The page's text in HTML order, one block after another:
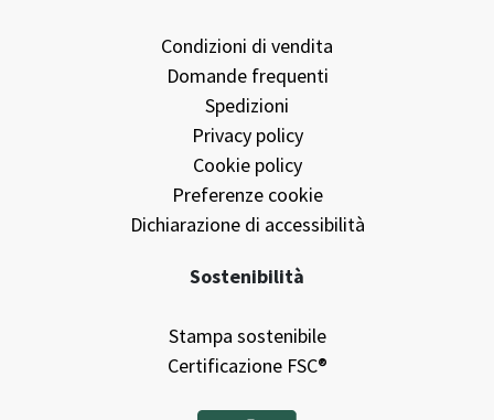
Condizioni di vendita
Domande frequenti
Spedizioni
Privacy policy
Cookie policy
Preferenze cookie
Dichiarazione di accessibilità
Sostenibilità
Stampa sostenibile
Certificazione FSC®